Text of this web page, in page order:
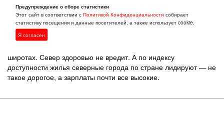
сформировалась за десятки тысяч лет естественным отбором
тех, кому в холодном (умеренном по международной
классификации) живётся хорошо. Без учета генетики
можнообобщить так: всё индивидуально. А с учетом — скорее
широтах. Север здоровью не вредит. А по индексу
доступности жилья северные города по стране лидируют — не
такое дорогое, а зарплаты почти все высокие.
Предупреждение о сборе статистики
Этот сайт в соответствии сПолитикой Конфиденциальности собирает
статистику посещения и данные посетителей, а также использует cookie.
Я согласен